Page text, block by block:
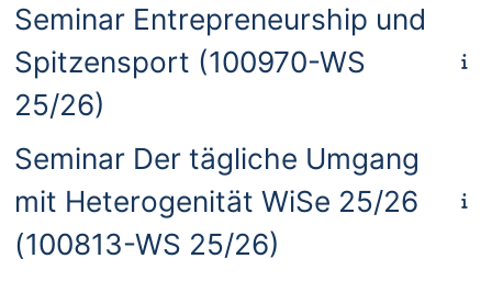
Seminar Entrepreneurship und
Spitzensport (100970-WS
25/26)
Seminar Der tägliche Umgang
mit Heterogenität WiSe 25/26
(100813-WS 25/26)